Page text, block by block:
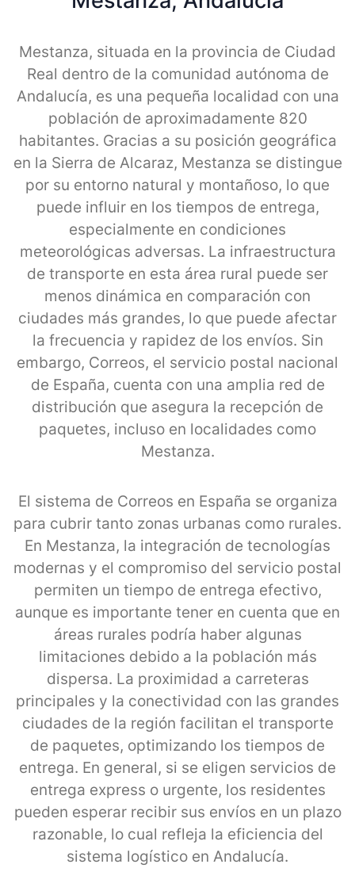
Mestanza, situada en la provincia de Ciudad
Real dentro de la comunidad autónoma de
Andalucía, es una pequeña localidad con una
población de aproximadamente 820
habitantes. Gracias a su posición geográfica
en la Sierra de Alcaraz, Mestanza se distingue
por su entorno natural y montañoso, lo que
puede influir en los tiempos de entrega,
especialmente en condiciones
meteorológicas adversas. La infraestructura
de transporte en esta área rural puede ser
menos dinámica en comparación con
ciudades más grandes, lo que puede afectar
la frecuencia y rapidez de los envíos. Sin
embargo, Correos, el servicio postal nacional
de España, cuenta con una amplia red de
distribución que asegura la recepción de
paquetes, incluso en localidades como
Mestanza.
El sistema de Correos en España se organiza
para cubrir tanto zonas urbanas como rurales.
En Mestanza, la integración de tecnologías
modernas y el compromiso del servicio postal
permiten un tiempo de entrega efectivo,
aunque es importante tener en cuenta que en
áreas rurales podría haber algunas
limitaciones debido a la población más
dispersa. La proximidad a carreteras
principales y la conectividad con las grandes
ciudades de la región facilitan el transporte
de paquetes, optimizando los tiempos de
entrega. En general, si se eligen servicios de
entrega express o urgente, los residentes
pueden esperar recibir sus envíos en un plazo
razonable, lo cual refleja la eficiencia del
sistema logístico en Andalucía.